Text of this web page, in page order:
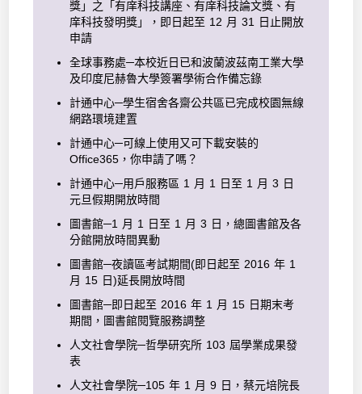
獎」之「有庠科技講座、有庠科技論文獎、有
庠科技發明獎」，即日起至 12 月 31 日止開放
申請
全球事務處─本校近日已和波蘭波茲南工業大學
及印度尼赫魯大學簽署學術合作備忘錄
計通中心─學生宿舍各齋公共區已完成校園無線
網路環境建置
計通中心─可線上使用又可下載安裝的
Office365，你申請了嗎？
計通中心─用戶服務區 1 月 1 日至 1 月 3 日
元旦假期開放時間
圖書館─1 月 1 日至 1 月 3 日，總圖書館及各
分館開放時間異動
圖書館─夜讀區考試期間(即日起至 2016 年 1
月 15 日)延長開放時間
圖書館─即日起至 2016 年 1 月 15 日期末考
期間，圖書館閱覽服務調整
人文社會學院─哲學研究所 103 屆學業成果發
表
人文社會學院─105 年 1 月 9 日，蔡元培院長